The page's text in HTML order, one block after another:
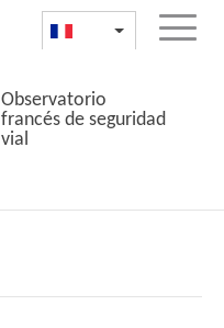
List additional
Menu
Observatorio
francés de seguridad
vial